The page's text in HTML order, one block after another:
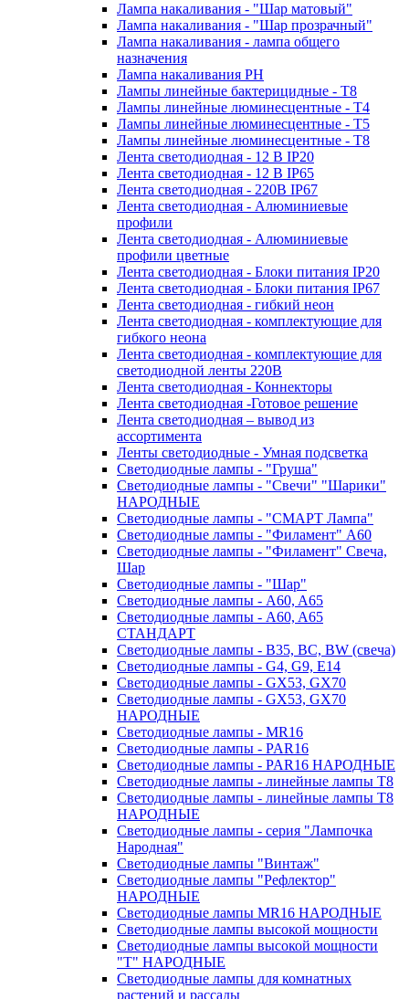
Лампа накаливания - "Шар матовый"
Лампа накаливания - "Шар прозрачный"
Лампа накаливания - лампа общего
назначения
Лампа накаливания РН
Лампы линейные бактерицидные - Т8
Лампы линейные люминесцентные - Т4
Лампы линейные люминесцентные - Т5
Лампы линейные люминесцентные - Т8
Лента светодиодная - 12 В IP20
Лента светодиодная - 12 В IP65
Лента светодиодная - 220В IP67
Лента светодиодная - Алюминиевые
профили
Лента светодиодная - Алюминиевые
профили цветные
Лента светодиодная - Блоки питания IP20
Лента светодиодная - Блоки питания IP67
Лента светодиодная - гибкий неон
Лента светодиодная - комплектующие для
гибкого неона
Лента светодиодная - комплектующие для
светодиодной ленты 220В
Лента светодиодная - Коннекторы
Лента светодиодная -Готовое решение
Лента светодиодная – вывод из
ассортимента
Ленты светодиодные - Умная подсветка
Светодиодные лампы - "Груша"
Светодиодные лампы - "Свечи" "Шарики"
НАРОДНЫЕ
Светодиодные лампы - "СМАРТ Лампа"
Светодиодные лампы - "Филамент" A60
Светодиодные лампы - "Филамент" Свеча,
Шар
Светодиодные лампы - "Шар"
Светодиодные лампы - A60, A65
Светодиодные лампы - A60, A65
СТАНДАРТ
Светодиодные лампы - B35, BC, BW (свеча)
Светодиодные лампы - G4, G9, Е14
Светодиодные лампы - GX53, GX70
Светодиодные лампы - GX53, GX70
НАРОДНЫЕ
Светодиодные лампы - MR16
Светодиодные лампы - PAR16
Светодиодные лампы - PAR16 НАРОДНЫЕ
Светодиодные лампы - линейные лампы T8
Светодиодные лампы - линейные лампы T8
НАРОДНЫЕ
Светодиодные лампы - серия "Лампочка
Народная"
Светодиодные лампы "Винтаж"
Светодиодные лампы "Рефлектор"
НАРОДНЫЕ
Светодиодные лампы MR16 НАРОДНЫЕ
Светодиодные лампы высокой мощности
Светодиодные лампы высокой мощности
"Т" НАРОДНЫЕ
Светодиодные лампы для комнатных
растений и рассады